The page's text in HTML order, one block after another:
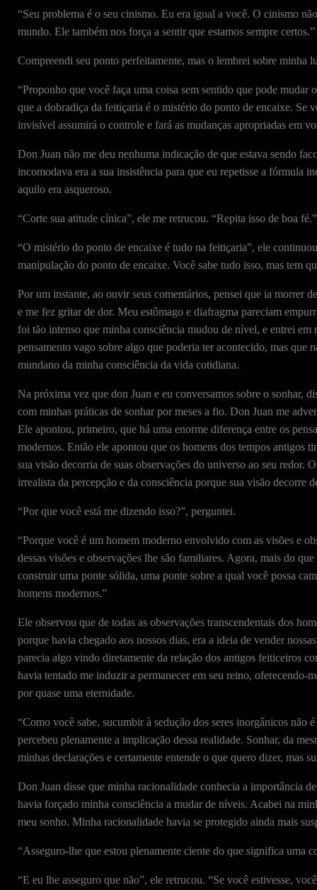
“Seu problema é o seu cinismo. Eu era igual a você. O cinismo
mundo. Ele também nos força a sentir que estamos sempre certos.”
Compreendi seu ponto perfeitamente, mas o lembrei sobre minha
“Proponho que você faça uma coisa sem sentido que pode mudar
que a dobradiça da feitiçaria é o mistério do ponto de encaixe. Se
invisível assumirá o controle e fará as mudanças apropriadas em
Don Juan não me deu nenhuma indicação de que estava sendo
incomodava era a sua insistência para que eu repetisse a fórmula
aquilo era asqueroso.
“Corte sua atitude cínica”, ele me retrucou. “Repita isso de boa fé.”
“O mistério do ponto de encaixe é tudo na feitiçaria”, ele
manipulação do ponto de encaixe. Você sabe tudo isso, mas tem
Por um instante, ao ouvir seus comentários, pensei que ia morrer
e me fez gritar de dor. Meu estômago e diafragma pareciam
foi tão intenso que minha consciência mudou de nível, e entrei
pensamento vago sobre algo que poderia ter acontecido, mas
mundano da minha consciência da vida cotidiana.
Na próxima vez que don Juan e eu conversamos sobre o sonhar,
com minhas práticas de sonhar por meses a fio. Don Juan me
Ele apontou, primeiro, que há uma enorme diferença entre os
modernos. Então ele apontou que os homens dos tempos antigos
sua visão decorria de suas observações do universo ao seu redor.
irrealista da percepção e da consciência porque sua visão decorre
“Por que você está me dizendo isso?”, perguntei.
“Porque você é um homem moderno envolvido com as visões e
dessas visões e observações lhe são familiares. Agora, mais do
construir uma ponte sólida, uma ponte sobre a qual você possa
homens modernos.”
Ele observou que de todas as observações transcendentais dos
porque havia chegado aos nossos dias, era a ideia de vender
parecia algo vindo diretamente da relação dos antigos feiticeiros
havia tentado me induzir a permanecer em seu reino,
por quase uma eternidade.
“Como você sabe, sucumbir à sedução dos seres inorgânicos não
percebeu plenamente a implicação dessa realidade. Sonhar, da
minhas declarações e certamente entende o que quero dizer, mas
Don Juan disse que minha racionalidade conhecia a importância
havia forçado minha consciência a mudar de níveis. Acabei na
meu sonho. Minha racionalidade havia se protegido ainda mais
“Asseguro-lhe que estou plenamente ciente do que significa uma
“E eu lhe asseguro que não”, ele retrucou. “Se você estivesse,